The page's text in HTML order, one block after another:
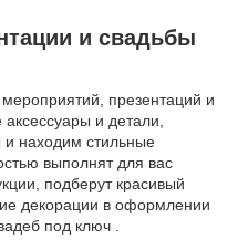
и свадьбы
презентаций и
и детали,
находим стильные
выполнят для вас
подберут красивый
декорации в оформлении
под ключ .